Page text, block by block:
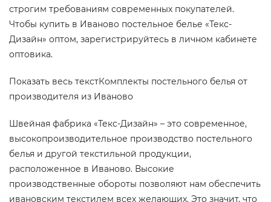
строгим требованиям современных покупателей.
Чтобы купить в Иваново постельное белье «Текс-
Дизайн» оптом, зарегистрируйтесь в личном кабинете
оптовика.
Показать весь текстКомплекты постельного белья от
производителя из Иваново
Швейная фабрика «Текс-Дизайн» – это современное,
высокопроизводительное производство постельного
белья и другой текстильной продукции,
расположенное в Иваново. Высокие
производственные обороты позволяют нам обеспечить
ивановским текстилем всех желающих. Это значит, что